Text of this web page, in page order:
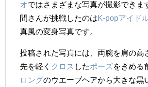
オではさまざまな写真が撮影できま
間さんが挑戦したのはK-popアイド
真風の変身写真です。
投稿された写真には、両腕を肩の高
先を軽く クロス したポーズをきめる
ロングのウエーブヘアから大きな黒